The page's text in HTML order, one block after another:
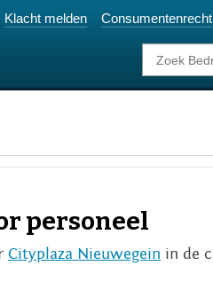
Klacht melden Consumentenrecht
personeel
Cityplaza Nieuwegein in de